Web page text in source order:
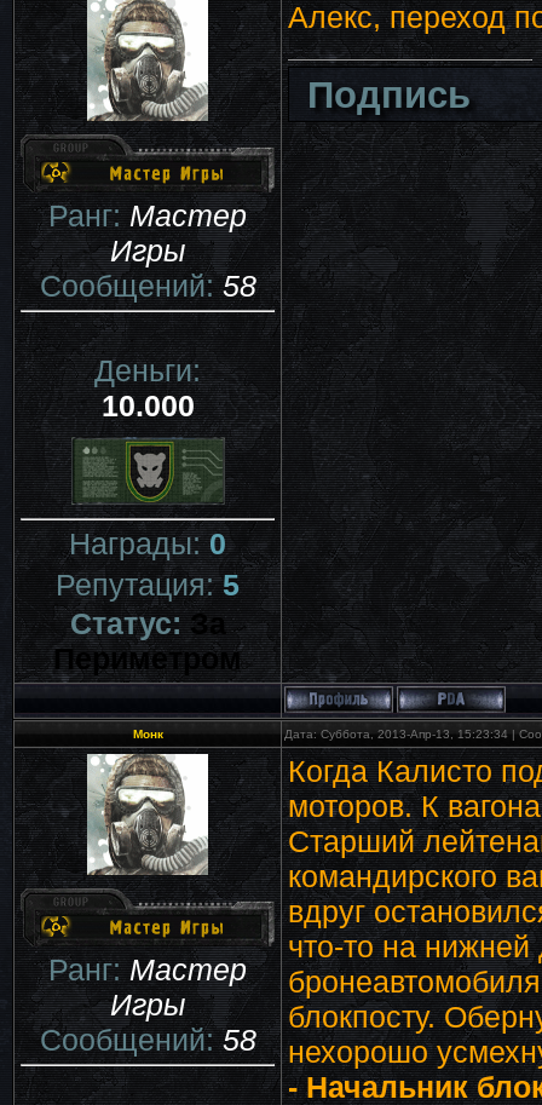
Ранг:Мастер
Игры
Сообщений:58
Деньги:
10.000
Награды:0
Репутация:5
Статус:За
Периметром
Алекс, переход
Подпись
Монк Дата: Суббота, 2013-Апр-13, 15:23:34 |
Ранг:Мастер
Игры
Сообщений:58
Когда Калисто
моторов. К
Старший
командирского
вдруг
что-то на
блокпосту.
нехорошо
- Начальник